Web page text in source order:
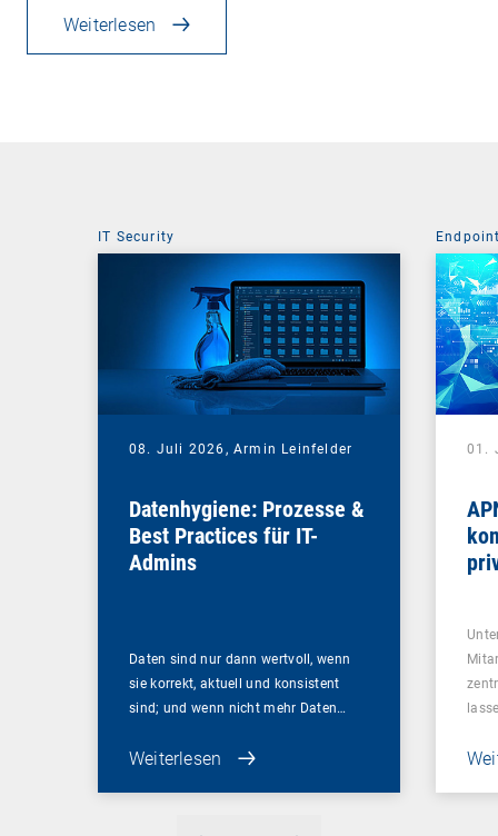
Weiterlesen
IT Security
08. Juli 2026, Armin Leinfelder
Datenhygiene: Prozesse &
Best Practices für IT-
Admins
Daten sind nur dann wertvoll, wenn
sie korrekt, aktuell und konsistent
sind; und wenn nicht mehr Daten…
Weiterlesen
01.